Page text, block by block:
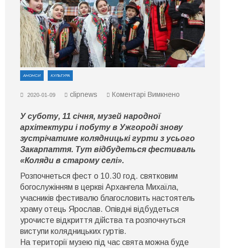
АНОНСИ КУЛЬТУРА
2020-01-09 clipnews Коментарі Вимкнено
обласний
«Коляди
в
У суботу, 11 січня, музей народної
архітектури і побуту в Ужгороді знову
зустрічатиме колядницькі гурти з усього
Закарпаття. Тут відбудеться фестиваль
«Коляди в старому селі».
Розпочнеться фест о 10.30 год. святковим
богослужінням в церкві Архангела Михаїла,
учасників фестивалю благословить настоятель
храму отець Ярослав. Опівдні відбудеться
урочисте відкриття дійства та розпочнуться
виступи колядницьких гуртів.
На території музею під час свята можна буде